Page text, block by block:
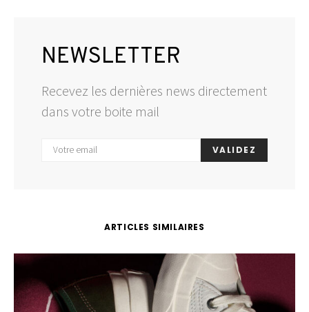
NEWSLETTER
Recevez les dernières news directement
dans votre boite mail
VALIDEZ
ARTICLES SIMILAIRES